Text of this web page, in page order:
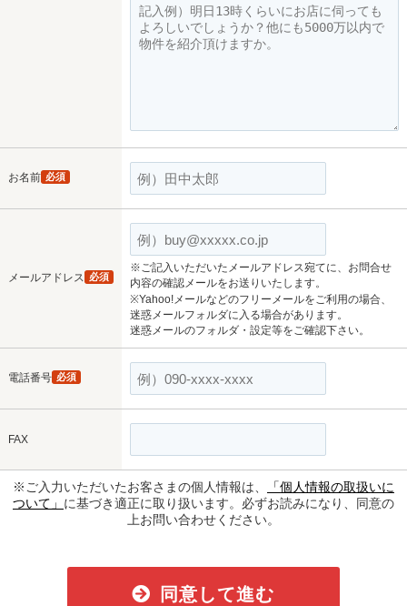
お名前 必須
メールアドレス 必須
※ご記入いただいたメールアドレス宛てに、お問合せ
内容の確認メールをお送りいたします。
※Yahoo!メールなどのフリーメールをご利用の場合、
迷惑メールフォルダに入る場合があります。
迷惑メールのフォルダ・設定等をご確認下さい。
電話番号 必須
FAX
※ご入力いただいたお客さまの個人情報は、
「個人情報の取扱いに
ついて」 に基づき適正に取り扱います。必ずお読みになり、同意の
上お問い合わせください。
同意して進む